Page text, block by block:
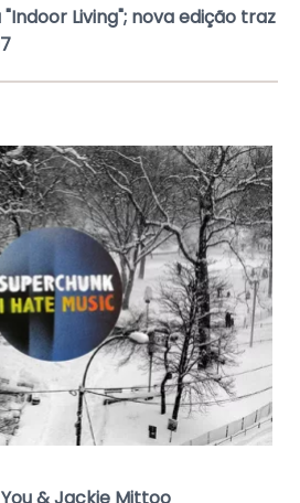
Living"; nova edição traz